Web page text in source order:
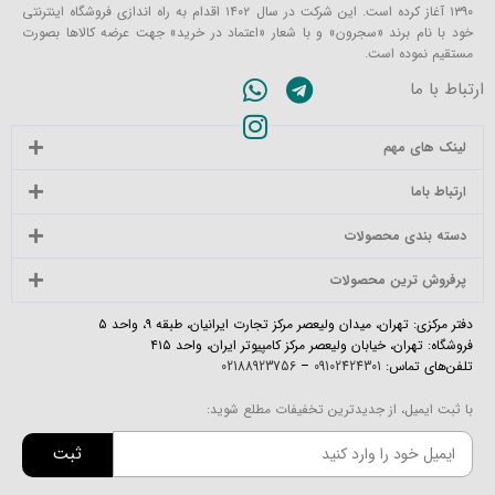
۱۳۹۰ آغاز کرده است. این شرکت در سال ۱۴۰۲ اقدام به راه اندازی فروشگاه اینترنتی
خود با نام برند «سجرون» و با شعار «اعتماد در خرید» جهت عرضه کالاها بصورت
مستقیم نموده است.
ارتباط با ما
لینک های مهم
ارتباط باما
دسته بندی محصولات
پرفروش ترین محصولات
دفتر مرکزی: تهران، میدان ولیعصر مرکز تجارت ایرانیان، طبقه ۹، واحد ۵
فروشگاه: تهران، خیابان ولیعصر مرکز کامپیوتر ایران، واحد ۴۱۵
تلفن‌های تماس: 09102424301
–
02188923756
با ثبت ایمیل، از جدیدترین تخفیفات مطلع شوید:
ثبت